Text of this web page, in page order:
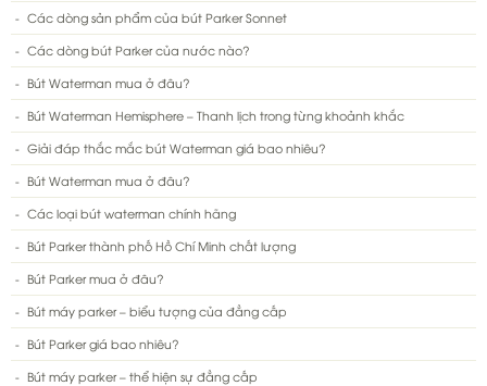
Các dòng sản phẩm của bút Parker Sonnet
Các dòng bút Parker của nước nào?
Bút Waterman mua ở đâu?
Bút Waterman Hemisphere – Thanh lịch trong từng khoảnh khắc
Giải đáp thắc mắc bút Waterman giá bao nhiêu?
Bút Waterman mua ở đâu?
Các loại bút waterman chính hãng
Bút Parker thành phố Hồ Chí Minh chất lượng
Bút Parker mua ở đâu?
Bút máy parker – biểu tượng của đẳng cấp
Bút Parker giá bao nhiêu?
Bút máy parker – thể hiện sự đẳng cấp